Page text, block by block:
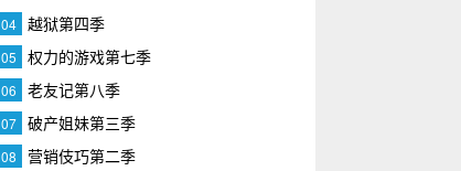
04 越狱第四季
05 权力的游戏第七季
06 老友记第八季
07 破产姐妹第三季
08 营销伎巧第二季